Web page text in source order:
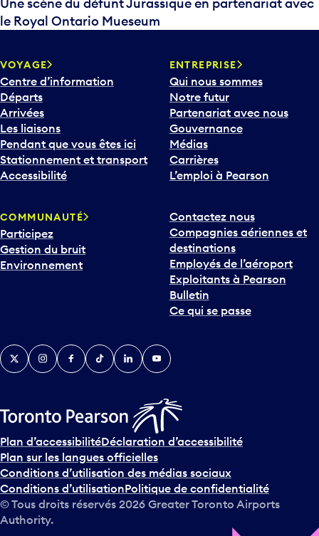
Une scène du défunt Jurassique en partenariat avec
le Royal Ontario Mueseum
VOYAGE
Centre d’information
Départs
Arrivées
Les liaisons
Pendant que vous êtes ici
Stationnement et transport
Accessibilité
ENTREPRISE
Qui nous sommes
Notre futur
Partenariat avec nous
Gouvernance
Médias
Carrières
L’emploi à Pearson
COMMUNAUTÉ
Participez
Gestion du bruit
Environnement
Contactez nous
Compagnies aériennes et
destinations
Employés de l’aéroport
Exploitants à Pearson
Bulletin
Ce qui se passe
TwitterInstagramFacebook
TikTokLinkedInYouTube
Plan d’accessibilitéDéclaration d’accessibilité
Plan sur les langues officielles
Conditions d’utilisation des médias sociaux
Conditions d’utilisationPolitique de confidentialité
© Tous droits réservés 2026 Greater Toronto Airports
Authority.